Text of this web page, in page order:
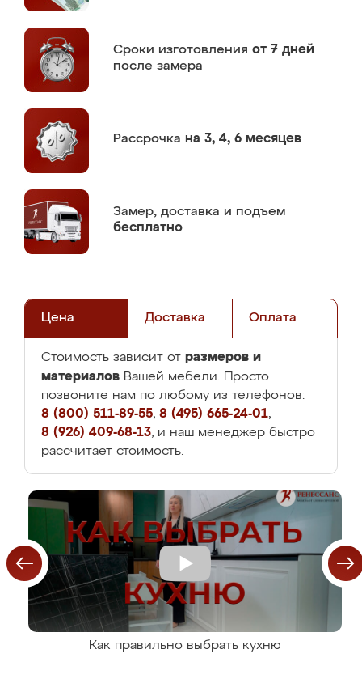
Сроки изготовления от 7 дней
после замера
Рассрочка на 3, 4, 6 месяцев
Замер, доставка и подъем
бесплатно
Цена Доставка Оплата
Стоимость зависит от размеров и
материалов Вашей мебели. Просто
позвоните нам по любому из телефонов:
8 (800) 511-89-55, 8 (495) 665-24-01,
8 (926) 409-68-13, и наш менеджер быстро
рассчитает стоимость.
Как правильно выбрать кухню